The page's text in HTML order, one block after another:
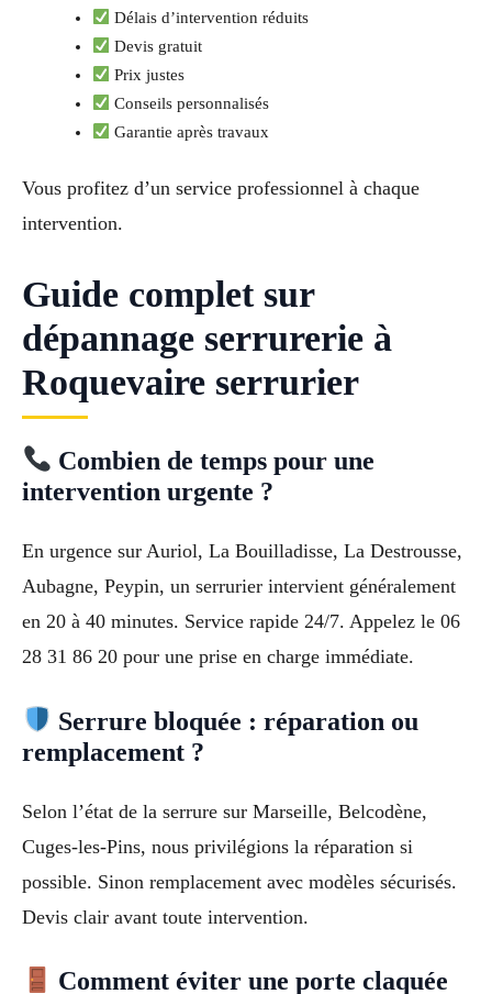
Délais d’intervention réduits
Devis gratuit
Prix justes
Conseils personnalisés
Garantie après travaux
Vous profitez d’un service professionnel à chaque
intervention.
Guide complet sur
dépannage serrurerie à
Roquevaire serrurier
Combien de temps pour une
intervention urgente ?
En urgence sur Auriol, La Bouilladisse, La Destrousse,
Aubagne, Peypin, un serrurier intervient généralement
en 20 à 40 minutes. Service rapide 24/7. Appelez le 06
28 31 86 20 pour une prise en charge immédiate.
Serrure bloquée : réparation ou
remplacement ?
Selon l’état de la serrure sur Marseille, Belcodène,
Cuges-les-Pins, nous privilégions la réparation si
possible. Sinon remplacement avec modèles sécurisés.
Devis clair avant toute intervention.
Comment éviter une porte claquée